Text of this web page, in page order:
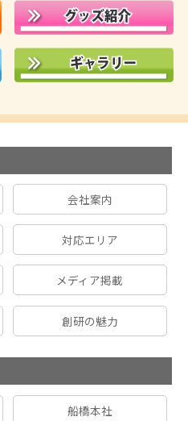
会社案内
対応エリア
メディア掲載
創研の魅力
船橋本社